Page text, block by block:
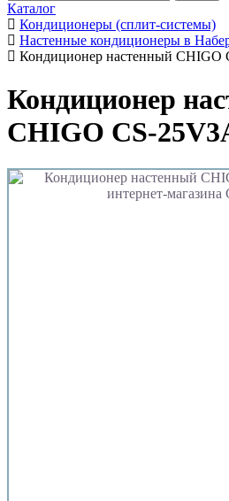
Каталог
Кондиционеры (сплит-системы)
Настенные кондиционеры в
Кондиционер настенный CHIGO
Кондиционер
CHIGO CS-